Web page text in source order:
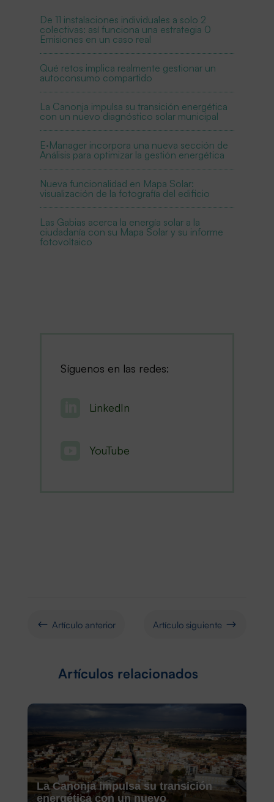
De 11 instalaciones individuales a solo 2
colectivas: así funciona una estrategia 0
Emisiones en un caso real
Qué retos implica realmente gestionar un
autoconsumo compartido
La Canonja impulsa su transición energética
con un nuevo diagnóstico solar municipal
E·Manager incorpora una nueva sección de
Análisis para optimizar la gestión energética
Nueva funcionalidad en Mapa Solar:
visualización de la fotografía del edificio
Las Gabias acerca la energía solar a la
ciudadanía con su Mapa Solar y su informe
fotovoltaico
Síguenos en las redes:
LinkedIn
YouTube
# Artículo anterior Artículo siguiente $
Artículos relacionados
La Canonja impulsa su transición
energética con un nuevo